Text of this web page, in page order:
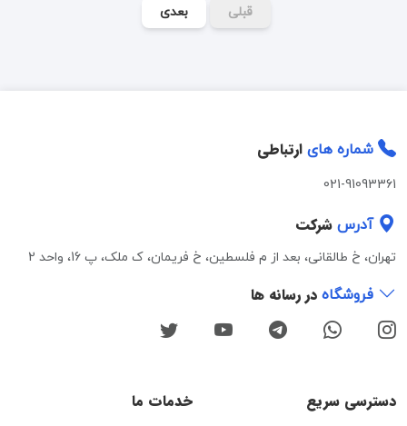
قبلی بعدی
شماره های ارتباطی
021-91093361
آدرس شرکت
تهران، خ طالقانی، بعد از م فلسطین، خ فریمان، ک ملک، پ 16، واحد 2
فروشگاه در رسانه ها
دسترسی سریع خدمات ما